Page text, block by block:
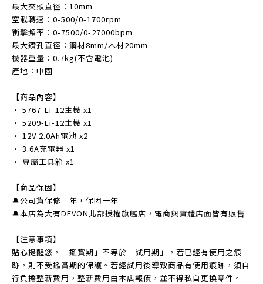
最大夾頭直徑：10mm
空載轉速：0-500/0-1700rpm
衝擊頻率：0-7500/0-27000bpm
最大鑽孔直徑：鋼材8mm/木材20mm
機器重量：0.7kg(不含電池)
產地：中國
【商品內容】
• 5767-Li-12主機 x1
• 5209-Li-12主機 x1
• 12V 2.0Ah電池 x2
• 3.6A充電器 x1
• 專屬工具箱 x1
【商品保固】
🔔公司貨保修三年，保固一年
🔔本店為大有DEVON北部授權旗艦店，電商與實體店面皆有販售
【注意事項】
貼心提醒您，「鑑賞期」不等於「試用期」，若已經有使用之痕
跡，則不受鑑賞期的保護。若經試用後導致商品有使用痕跡，須自
行負擔整新費用，整新費用由本店報價，並不得私自更換零件。